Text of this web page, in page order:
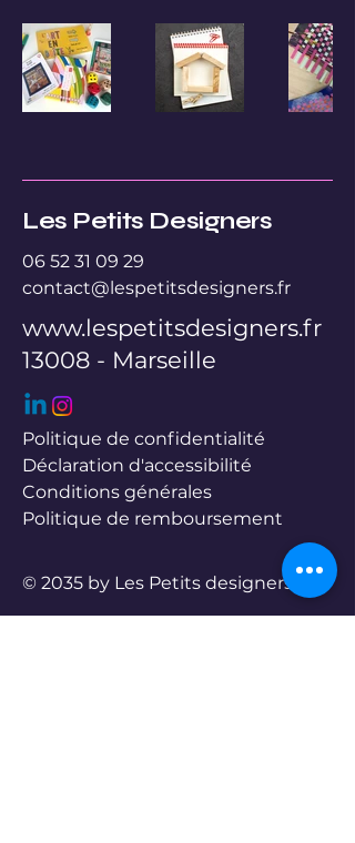
Les Petits Designers
06 52 31 09 29
contact@lespetitsdesigners.fr
www.lespetitsdesigners.fr
13008 - Marseille
Politique de confidentialité
Déclaration d'accessibilité
Conditions générales
Politique de remboursement
© 2035 by Les Petits designers.